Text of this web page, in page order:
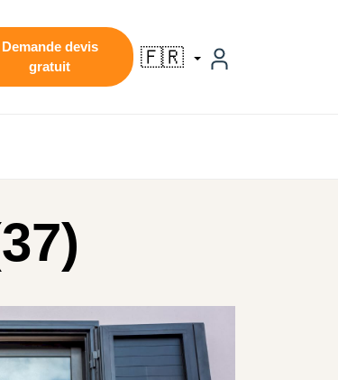
Demande devis
gratuit
🇫🇷